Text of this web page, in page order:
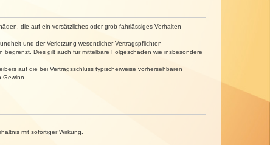
die auf ein vorsätzliches oder grob fahrlässiges Verhalten
und der Verletzung wesentlicher Vertragspflichten
Dies gilt auch für mittelbare Folgeschäden wie insbesondere
auf die bei Vertragsschluss typischerweise vorhersehbaren
mit sofortiger Wirkung.